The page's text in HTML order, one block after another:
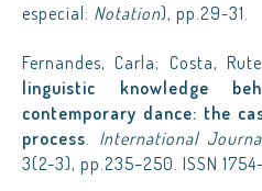
especial: Notation), pp.29-31.
Fernandes, Carla; Costa,
linguistic knowledge
contemporary dance: the
process. International
3(2-3), pp.235–250. ISSN